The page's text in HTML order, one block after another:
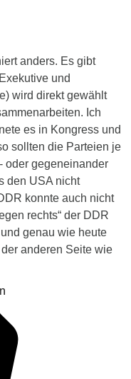
anders. Es gibt
und
wird direkt gewählt
Ich
es in Kongress und
sollten die Parteien je
oder gegeneinander
den USA nicht
konnte auch nicht
rechts“ der DDR
genau wie heute
anderen Seite wie